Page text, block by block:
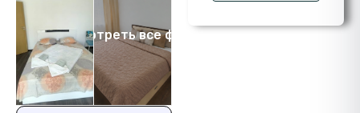
Посмотреть все фото 8